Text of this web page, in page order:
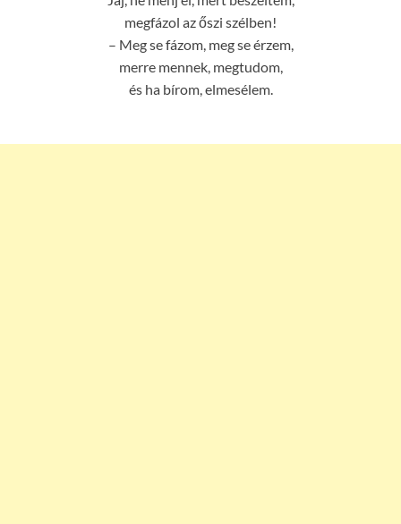
megfázol az őszi szélben!
– Meg se fázom, meg se érzem,
merre mennek, megtudom,
és ha bírom, elmesélem.